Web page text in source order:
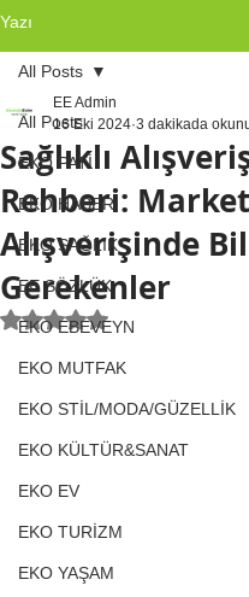
Yazı
All Posts
EKO PATİ
EKO HABER
EKO SAĞLIK
EE SÖZLÜK
EKO EBEVEYN
EKO MUTFAK
EKO STİL/MODA/GÜZELLİK
EKO KÜLTÜR&SANAT
EKO EV
EKO TURİZM
EKO YAŞAM
All Posts
Sağlıklı
Rehberi: Market
Alışverişinde
Gerekenler
EE Admin
16 Eki 2024 3 dakikada
5 üzerinden NaN yıldız